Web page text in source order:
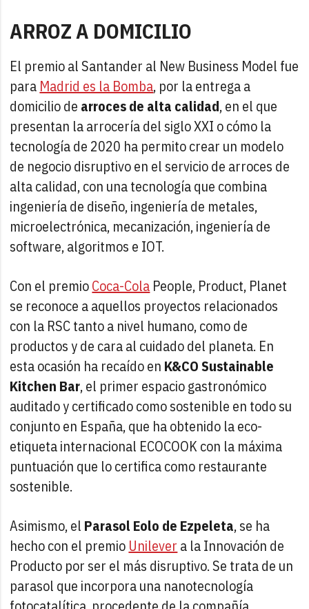
ARROZ A DOMICILIO
El premio al Santander al New Business Model fue
para Madrid es la Bomba, por la entrega a
domicilio de arroces de alta calidad, en el que
presentan la arrocería del siglo XXI o cómo la
tecnología de 2020 ha permito crear un modelo
de negocio disruptivo en el servicio de arroces de
alta calidad, con una tecnología que combina
ingeniería de diseño, ingeniería de metales,
microelectrónica, mecanización, ingeniería de
software, algoritmos e IOT.
Con el premioCoca-Cola People, Product, Planet
se reconoce a aquellos proyectos relacionados
con la RSC tanto a nivel humano, como de
productos y de cara al cuidado del planeta. En
esta ocasión ha recaído en K&CO Sustainable
Kitchen Bar, el primer espacio gastronómico
auditado y certificado como sostenible en todo su
conjunto en España, que ha obtenido la eco-
etiqueta internacional ECOCOOK con la máxima
puntuación que lo certifica como restaurante
sostenible.
Asimismo, el Parasol Eolo de Ezpeleta, se ha
hecho con el premio Unilever a la Innovación de
Producto por ser el más disruptivo. Se trata de un
parasol que incorpora una nanotecnología